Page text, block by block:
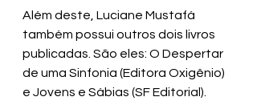
Além deste, Luciane Mustafá
também possui outros dois livros
publicadas. São eles: O Despertar
de uma Sinfonia (Editora Oxigênio)
e Jovens e Sábias (SF Editorial).